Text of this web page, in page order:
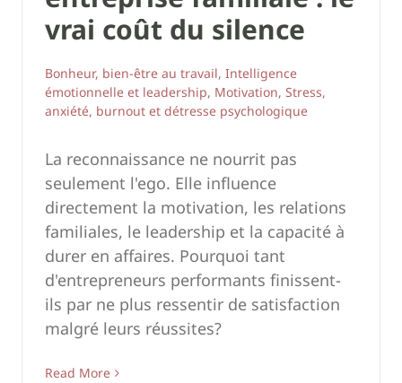
vrai coût du silence
Bonheur, bien-être au travail, Intelligence
émotionnelle et leadership, Motivation, Stress,
anxiété, burnout et détresse psychologique
La reconnaissance ne nourrit pas
seulement l'ego. Elle influence
directement la motivation, les relations
familiales, le leadership et la capacité à
durer en affaires. Pourquoi tant
d'entrepreneurs performants finissent-
ils par ne plus ressentir de satisfaction
malgré leurs réussites?
Read More